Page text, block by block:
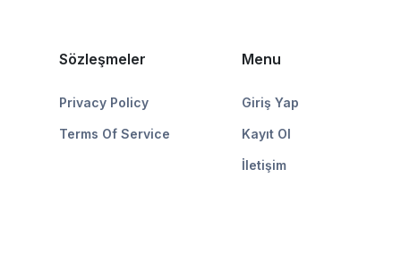
Sözleşmeler
Privacy Policy
Terms Of Service
Menu
Giriş Yap
Kayıt Ol
İletişim